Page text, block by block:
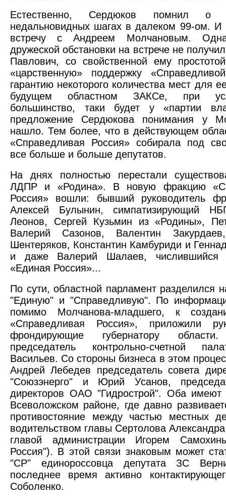
Естественно, Сердюков помнил о
недальновидных шагах в далеком 99-ом. И
встречу с Андреем Молчановым.
дружеской обстановки на встрече не
Павлович, со свойственной ему
«царственную» поддержку
гарантию некоторого количества мест для
будущем областном ЗАКСе, при
большинство, таки будет у «партии
предложение Сердюкова понимания у
нашло. Тем более, что в действующем
«Справедливая Россия» собирала под
все больше и больше депутатов.
На днях полностью перестали
ЛДПР и «Родина». В новую фракцию
Россия» вошли: бывший руководитель
Алексей Булынин, симпатизирующий
Леонов, Сергей Кузьмин из «Родины»,
Валерий Сазонов, Валентин
Шентеряков, Константин Камбуриди и
и даже Валерий Шалаев, числившийся
«Единая Россия»...
По сути, областной парламент разделился
"Единую" и "Справедливую". По
помимо Молчанова-младшего, к
«Справедливая Россия», приложили
фрондирующие губернатору
председатель контрольно-счетной
Васильев. Со стороны бизнеса в этом
Андрей Лебедев председатель совета
"Союзэнерго" и Юрий Усанов,
директоров ОАО "Гидрострой". Оба имеют
Всеволожском районе, где давно
противостояние между частью местных
водительством главы Сертолова
главой администрации Игорем
Россия"). В этой связи знаковым может
"СР" единороссовца депутата ЗС
последнее время активно
Соболенко.